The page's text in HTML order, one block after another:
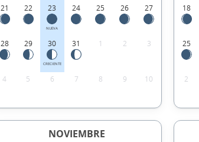
21 22 23
NUEVA
24 25 26 27
28 29 30
CRECIENTE
31 1 2 3
4 5 6 7 8 9 10
18
25
2
NOVIEMBRE